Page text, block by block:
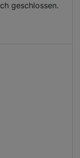
geschlossen.